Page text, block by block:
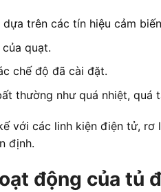
trên các tín hiệu cảm
quạt.
chế độ đã cài đặt.
thường như quá nhiệt, quá
với các linh kiện điện tử,
định.
động của tủ